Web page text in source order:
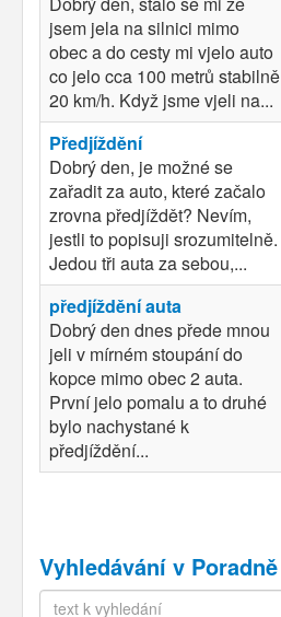
jsem jela na silnici mimo
obec a do cesty mi vjelo auto
co jelo cca 100 metrů stabilně
20 km/h. Když jsme vjeli na...
Předjíždění
Dobrý den, je možné se
zařadit za auto, které začalo
zrovna předjíždět? Nevím,
jestli to popisuji srozumitelně.
Jedou tři auta za sebou,...
předjíždění auta
Dobrý den dnes přede mnou
jeli v mírném stoupání do
kopce mimo obec 2 auta.
První jelo pomalu a to druhé
bylo nachystané k
předjíždění...
Vyhledávání v Poradně